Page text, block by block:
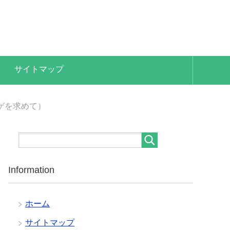
サイトマップ
求めて）
Information
ホーム
サイトマップ